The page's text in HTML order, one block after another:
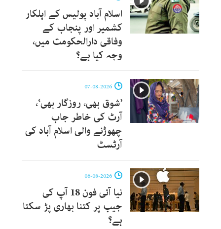
اسلام آباد پولیس کے اہلکار
کشمیر اور پنجاب کے
وفاقی دارالحکومت میں،
وجہ کیا ہے؟
’شوق بھی، روزگار بھی‘،
آرٹ کی خاطر جاب
چھوڑنے والی اسلام آباد کی
آرٹسٹ
نیا آئی فون 18 آپ کی
جیب پر کتنا بھاری پڑ سکتا
ہے؟